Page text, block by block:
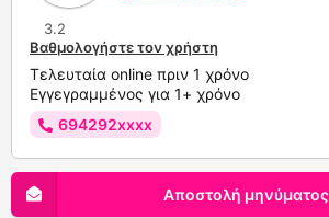
3.2
Βαθμολογήστε τον χρήστη
Τελευταία online πριν 1 χρόνο
Εγγεγραμμένος για 1+ χρόνο
694292xxxx
Αποστολή μηνύματος